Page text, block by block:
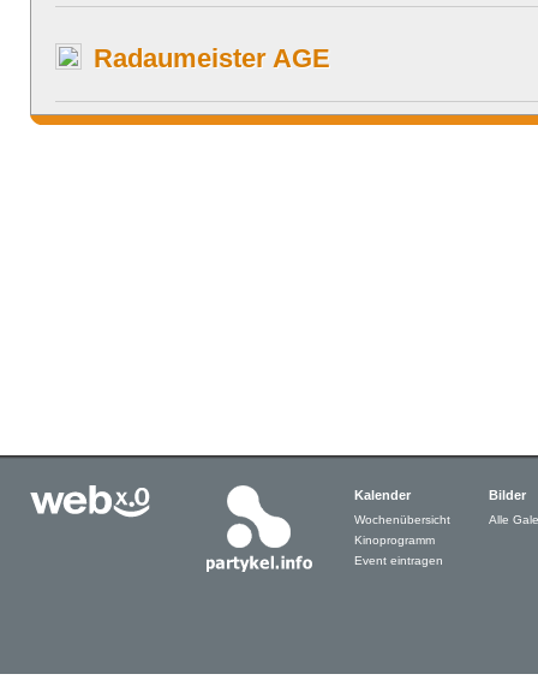
Radaumeister AGE
Kalender
Wochenübersicht
Kinoprogramm
Event eintragen
Bilder
Alle